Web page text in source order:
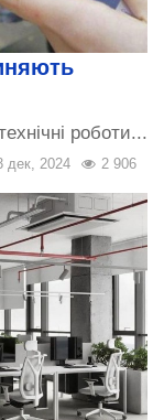
роботи...
2 906
дек, 2024